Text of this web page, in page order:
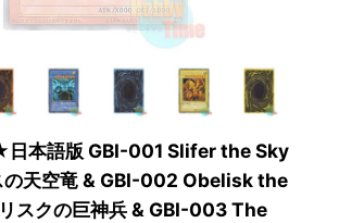
本語版 GBI-001 Slifer the Sky
の天空竜 & GBI-002 Obelisk the
スクの巨神兵 & GBI-003 The